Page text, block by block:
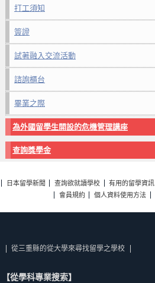
打工須知
簽證
試著融入交流活動
諮詢櫃台
畢業之際
為外國留學生開設的危機管理講座
查詢獎學金
日本留學新聞 查詢欲就讀學校 有用的留學資訊
會員規約
個人資料使用方法
從三重縣的從大學來尋找留學之學校
【從學科專業搜索】